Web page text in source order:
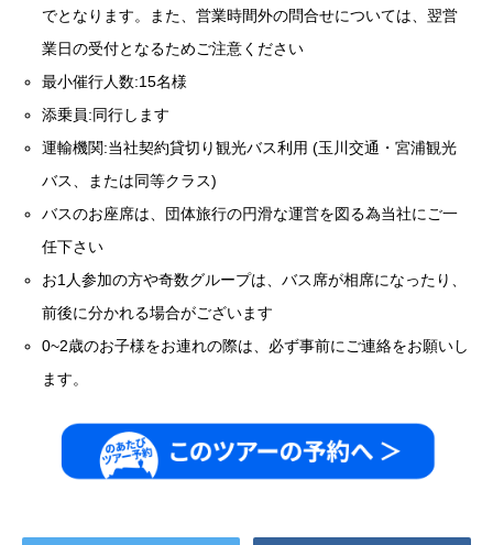
でとなります。また、営業時間外の問合せについては、翌営
業日の受付となるためご注意ください
最小催行人数:15名様
添乗員:同行します
運輸機関:当社契約貸切り観光バス利用 (玉川交通・宮浦観光
バス、または同等クラス)
バスのお座席は、団体旅行の円滑な運営を図る為当社にご一
任下さい
お1人参加の方や奇数グループは、バス席が相席になったり、
前後に分かれる場合がございます
0~2歳のお子様をお連れの際は、必ず事前にご連絡をお願いし
ます。